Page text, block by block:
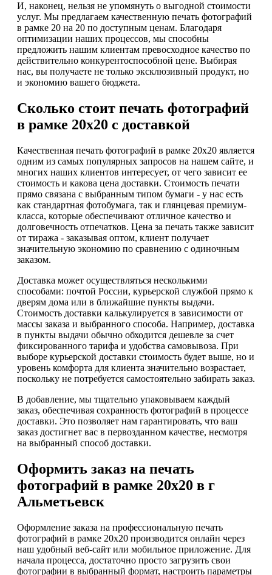
И, наконец, нельзя не упомянуть о выгодной стоимости
услуг. Мы предлагаем качественную печать фотографий
в рамке 20 на 20 по доступным ценам. Благодаря
оптимизации наших процессов, мы способны
предложить нашим клиентам превосходное качество по
действительно конкурентоспособной цене. Выбирая
нас, вы получаете не только эксклюзивный продукт, но
и экономию вашего бюджета.
Сколько стоит печать фотографий
в рамке 20х20 с доставкой
Качественная печать фотографий в рамке 20х20 является
одним из самых популярных запросов на нашем сайте, и
многих наших клиентов интересует, от чего зависит ее
стоимость и какова цена доставки. Стоимость печати
прямо связана с выбранным типом бумаги - у нас есть
как стандартная фотобумага, так и глянцевая премиум-
класса, которые обеспечивают отличное качество и
долговечность отпечатков. Цена за печать также зависит
от тиража - заказывая оптом, клиент получает
значительную экономию по сравнению с одиночным
заказом.
Доставка может осуществляться несколькими
способами: почтой России, курьерской службой прямо к
дверям дома или в ближайшие пункты выдачи.
Стоимость доставки калькулируется в зависимости от
массы заказа и выбранного способа. Например, доставка
в пункты выдачи обычно обходится дешевле за счет
фиксированного тарифа и удобства самовывоза. При
выборе курьерской доставки стоимость будет выше, но и
уровень комфорта для клиента значительно возрастает,
поскольку не потребуется самостоятельно забирать заказ.
В добавление, мы тщательно упаковываем каждый
заказ, обеспечивая сохранность фотографий в процессе
доставки. Это позволяет нам гарантировать, что ваш
заказ достигнет вас в первозданном качестве, несмотря
на выбранный способ доставки.
Оформить заказ на печать
фотографий в рамке 20х20 в г
Альметьевск
Оформление заказа на профессиональную печать
фотографий в рамке 20х20 производится онлайн через
наш удобный веб-сайт или мобильное приложение. Для
начала процесса, достаточно просто загрузить свои
фотографии в выбранный формат, настроить параметры